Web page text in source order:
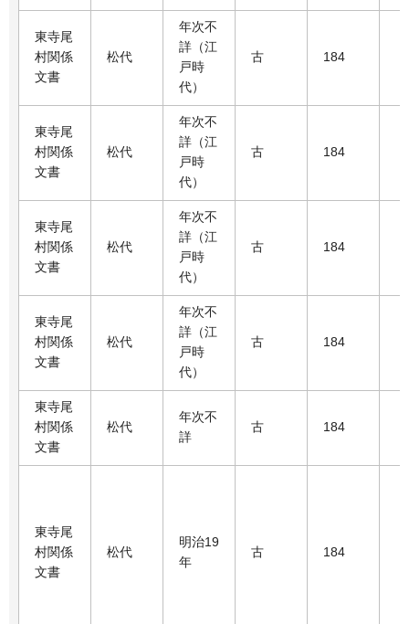
東寺尾
村関係
文書
松代
年次不
詳（江
戸時
代）
古 184
東寺尾
村関係
文書
松代
年次不
詳（江
戸時
代）
古 184
東寺尾
村関係
文書
松代
年次不
詳（江
戸時
代）
古 184
東寺尾
村関係
文書
松代
年次不
詳（江
戸時
代）
古 184
東寺尾
村関係
文書
松代
年次不
詳
古 184
東寺尾
村関係
文書
松代
明治19
年
古 184